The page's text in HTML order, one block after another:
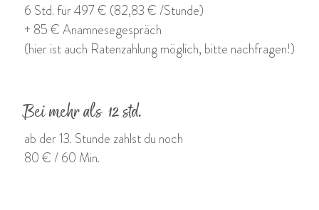
6 Std. für 497 € (82,83 € /Stunde)
+ 85 € Anamnesegespräch
(hier ist auch Ratenzahlung möglich, bitte nachfragen!)
Bei mehr als 12 std.
ab der 13. Stunde zahlst du noch
80 € / 60 Min.